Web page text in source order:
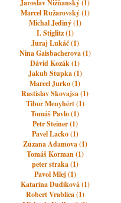
Jaroslav Nižňanský (1)
Marcel Ružarovský (1)
Michal Jediný (1)
I. Stiglitz (1)
Juraj Lukáč (1)
Nina Gaisbacherova (1)
Dávid Kozák (1)
Jakub Stupka (1)
Marcel Jurko (1)
Rastislav Skovajsa (1)
Tibor Menyhért (1)
Tomáš Pavlo (1)
Petr Steiner (1)
Pavel Lacko (1)
Zuzana Adamova (1)
Tomáš Korman (1)
peter straka (1)
Pavol Mlej (1)
Katarína Dudíková (1)
Robert Vrablica (1)